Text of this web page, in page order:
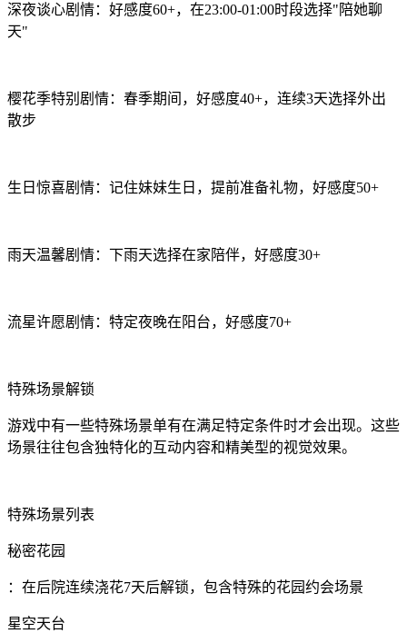
深夜谈心剧情：好感度60+，在23:00-01:00时段选择"陪她聊
天"
樱花季特别剧情：春季期间，好感度40+，连续3天选择外出
散步
生日惊喜剧情：记住妹妹生日，提前准备礼物，好感度50+
雨天温馨剧情：下雨天选择在家陪伴，好感度30+
流星许愿剧情：特定夜晚在阳台，好感度70+
特殊场景解锁
游戏中有一些特殊场景单有在满足特定条件时才会出现。这些
场景往往包含独特化的互动内容和精美型的视觉效果。
特殊场景列表
秘密花园
：在后院连续浇花7天后解锁，包含特殊的花园约会场景
星空天台